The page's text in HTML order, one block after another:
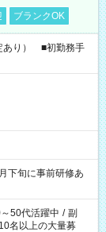
ブランクOK
あり） ■初勤務手
旬に事前研修あ
50代活躍中 / 副
10名以上の大量募